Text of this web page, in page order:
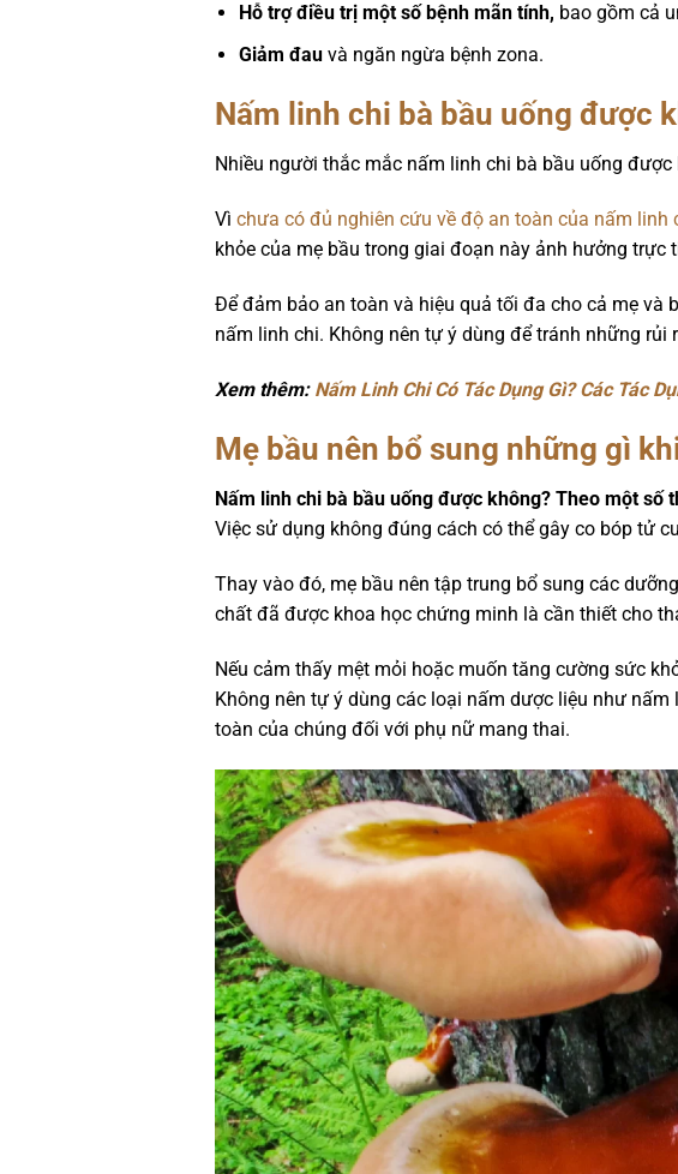
Hỗ trợ điều trị một số bệnh mãn tính, bao gồm cả
Giảm đau và ngăn ngừa bệnh zona.
Nấm linh chi bà bầu uống được
Nhiều người thắc mắc nấm linh chi bà bầu uống
Vì chưa có đủ nghiên cứu về độ an toàn của nấm
khỏe của mẹ bầu trong giai đoạn này ảnh hưởng
Để đảm bảo an toàn và hiệu quả tối đa cho cả mẹ và
nấm linh chi. Không nên tự ý dùng để tránh những rủi
Xem thêm: Nấm Linh Chi Có Tác Dụng Gì? Các Tác
Mẹ bầu nên bổ sung những gì
Nấm linh chi bà bầu uống được không? Theo một
Việc sử dụng không đúng cách có thể gây co bóp tử
Thay vào đó, mẹ bầu nên tập trung bổ sung các
chất đã được khoa học chứng minh là cần thiết cho
Nếu cảm thấy mệt mỏi hoặc muốn tăng cường sức
Không nên tự ý dùng các loại nấm dược liệu như
toàn của chúng đối với phụ nữ mang thai.